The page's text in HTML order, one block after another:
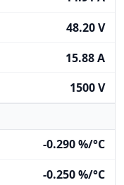
48.20 V
15.88 A
1500 V
-0.290 %/°C
-0.250 %/°C